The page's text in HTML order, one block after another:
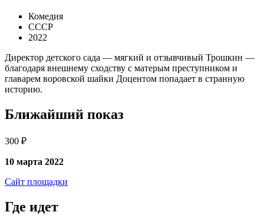
Комедия
СССР
2022
Директор детского сада — мягкий и отзывчивый Трошкин —
благодаря внешнему сходству с матерым преступником и
главарем воровской шайки Доцентом попадает в странную
историю.
Ближайший показ
300 ₽
10 марта 2022
Сайт площадки
Где идет